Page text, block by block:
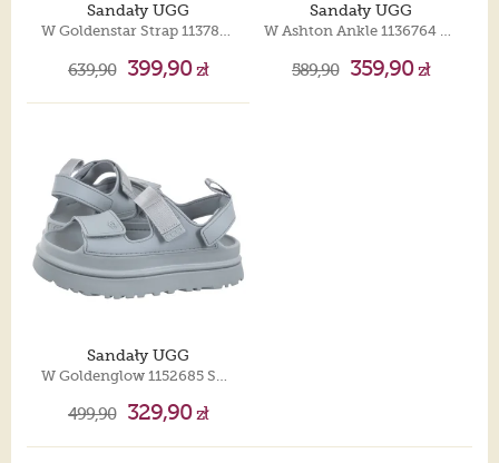
Sandały UGG
W Goldenstar Strap 1137890 SKP
639,90 399,90zł
Sandały UGG
W Ashton Ankle 1136764 BLK
589,90 359,90zł
Sandały UGG
499,90 329,90zł